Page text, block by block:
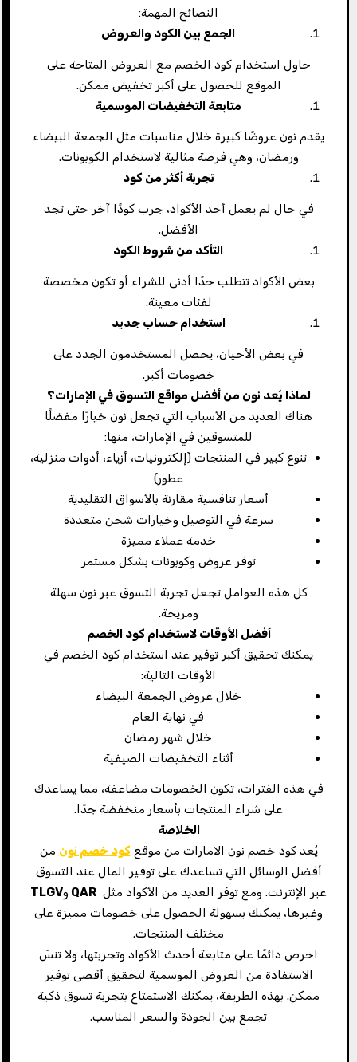
النصائح المهمة:
الجمع بين الكود والعروض
حاول استخدام كود الخصم مع العروض المتاحة على
الموقع للحصول على أكبر تخفيض ممكن.
متابعة التخفيضات الموسمية
يقدم نون عروضًا كبيرة خلال مناسبات مثل الجمعة البيضاء
ورمضان، وهي فرصة مثالية لاستخدام الكوبونات.
تجربة أكثر من كود
في حال لم يعمل أحد الأكواد، جرب كودًا آخر حتى تجد
الأفضل.
التأكد من شروط الكود
بعض الأكواد تتطلب حدًا أدنى للشراء أو تكون مخصصة
لفئات معينة.
استخدام حساب جديد
في بعض الأحيان، يحصل المستخدمون الجدد على
خصومات أكبر.
لماذا يُعد نون من أفضل مواقع التسوق في الإمارات؟
هناك العديد من الأسباب التي تجعل نون خيارًا مفضلًا
للمتسوقين في الإمارات، منها:
تنوع كبير في المنتجات (إلكترونيات، أزياء، أدوات منزلية،
عطور)
أسعار تنافسية مقارنة بالأسواق التقليدية
سرعة في التوصيل وخيارات شحن متعددة
خدمة عملاء مميزة
توفر عروض وكوبونات بشكل مستمر
كل هذه العوامل تجعل تجربة التسوق عبر نون سهلة
ومريحة.
أفضل الأوقات لاستخدام كود الخصم
يمكنك تحقيق أكبر توفير عند استخدام كود الخصم في
الأوقات التالية:
خلال عروض الجمعة البيضاء
في نهاية العام
خلال شهر رمضان
أثناء التخفيضات الصيفية
في هذه الفترات، تكون الخصومات مضاعفة، مما يساعدك
على شراء المنتجات بأسعار منخفضة جدًا.
الخلاصة
يُعد كود خصم نون الامارات من موقع كود خصم نون من
أفضل الوسائل التي تساعدك على توفير المال عند التسوق
عبر الإنترنت. ومع توفر العديد من الأكواد مثل QAR وTLGV
وغيرها، يمكنك بسهولة الحصول على خصومات مميزة على
مختلف المنتجات.
احرص دائمًا على متابعة أحدث الأكواد وتجربتها، ولا تنسَ
الاستفادة من العروض الموسمية لتحقيق أقصى توفير
ممكن. بهذه الطريقة، يمكنك الاستمتاع بتجربة تسوق ذكية
تجمع بين الجودة والسعر المناسب.